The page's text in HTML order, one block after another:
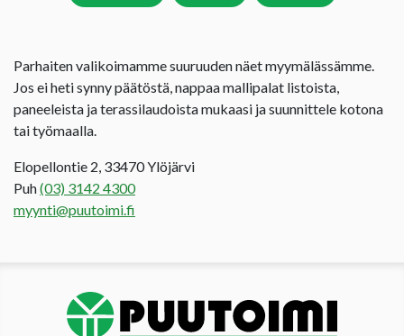
Parhaiten valikoimamme suuruuden näet myymälässämme.
Jos ei heti synny päätöstä, nappaa mallipalat listoista,
paneeleista ja terassilaudoista mukaasi ja suunnittele kotona
tai työmaalla.
Elopellontie 2, 33470 Ylöjärvi
Puh(03) 3142 4300
myynti@puutoimi.fi